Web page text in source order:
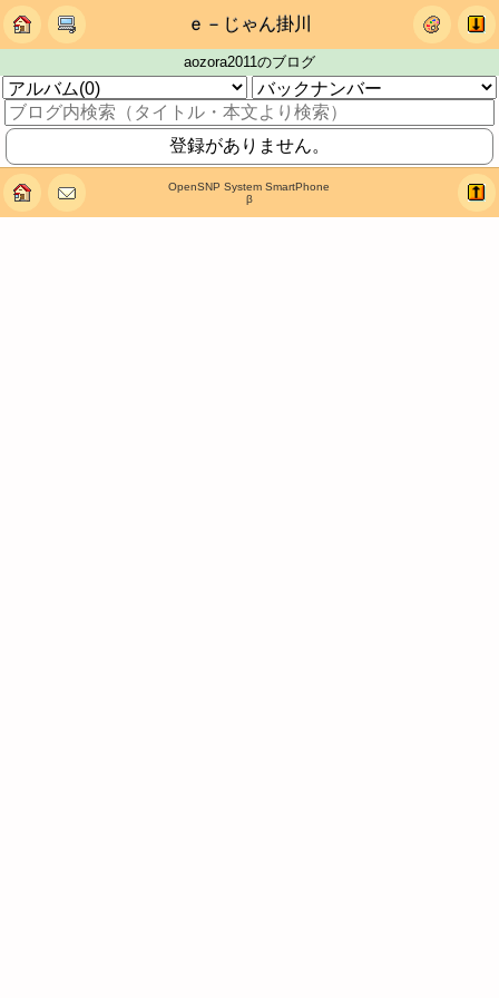
ｅ－じゃん掛川
aozora2011のブログ
登録がありません。
OpenSNP System SmartPhone
β